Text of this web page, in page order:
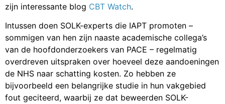
zijn interessante blog CBT Watch.
Intussen doen SOLK-experts die IAPT promoten –
sommigen van hen zijn naaste academische collega’s
van de hoofdonderzoekers van PACE – regelmatig
overdreven uitspraken over hoeveel deze aandoeningen
de NHS naar schatting kosten. Zo hebben ze
bijvoorbeeld een belangrijke studie in hun vakgebied
fout geciteerd, waarbij ze dat beweerden SOLK-